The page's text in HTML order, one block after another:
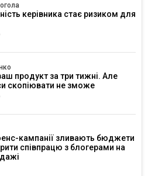
керівника стає ризиком для
продукт за три тижні. Але
скопіювати не зможе
кампанії зливають бюджети
співпрацю з блогерами на